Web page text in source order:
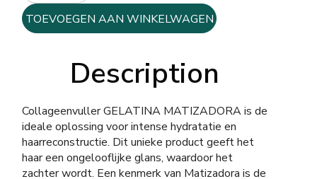
TOEVOEGEN AAN WINKELWAGEN
Description
Collageenvuller GELATINA MATIZADORA is de
ideale oplossing voor intense hydratatie en
haarreconstructie. Dit unieke product geeft het
haar een ongelooflijke glans, waardoor het
zachter wordt. Een kenmerk van Matizadora is de